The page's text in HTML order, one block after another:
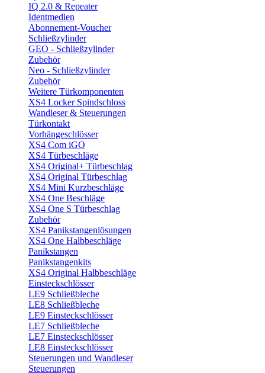
IQ 2.0 & Repeater
Identmedien
Abonnement-Voucher
Schließzylinder
GEO - Schließzylinder
Zubehör
Neo - Schließzylinder
Zubehör
Weitere Türkomponenten
XS4 Locker Spindschloss
Wandleser & Steuerungen
Türkontakt
Vorhängeschlösser
XS4 Com iGO
XS4 Türbeschläge
XS4 Original+ Türbeschlag
XS4 Original Türbeschlag
XS4 Mini Kurzbeschläge
XS4 One Beschläge
XS4 One S Türbeschlag
Zubehör
XS4 Panikstangenlösungen
XS4 One Halbbeschläge
Panikstangen
Panikstangenkits
XS4 Original Halbbeschläge
Einsteckschlösser
LE9 Schließbleche
LE8 Schließbleche
LE9 Einsteckschlösser
LE7 Schließbleche
LE7 Einsteckschlösser
LE8 Einsteckschlösser
Steuerungen und Wandleser
Steuerungen